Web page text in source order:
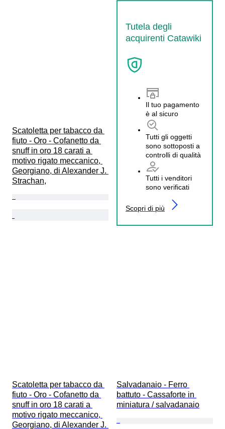
Tutela degli
acquirenti Catawiki
Il tuo pagamento
è al sicuro
Tutti gli oggetti
sono sottoposti a
controlli di qualità
Tutti i venditori
sono verificati
Scopri di più
Scatoletta per tabacco da
fiuto - Oro - Cofanetto da
snuff in oro 18 carati a
motivo rigato meccanico,
Georgiano, di Alexander J.
Strachan,
Scatoletta per tabacco da
fiuto - Oro - Cofanetto da
snuff in oro 18 carati a
motivo rigato meccanico,
Georgiano, di Alexander J.
Salvadanaio - Ferro
battuto - Cassaforte in
miniatura / salvadanaio